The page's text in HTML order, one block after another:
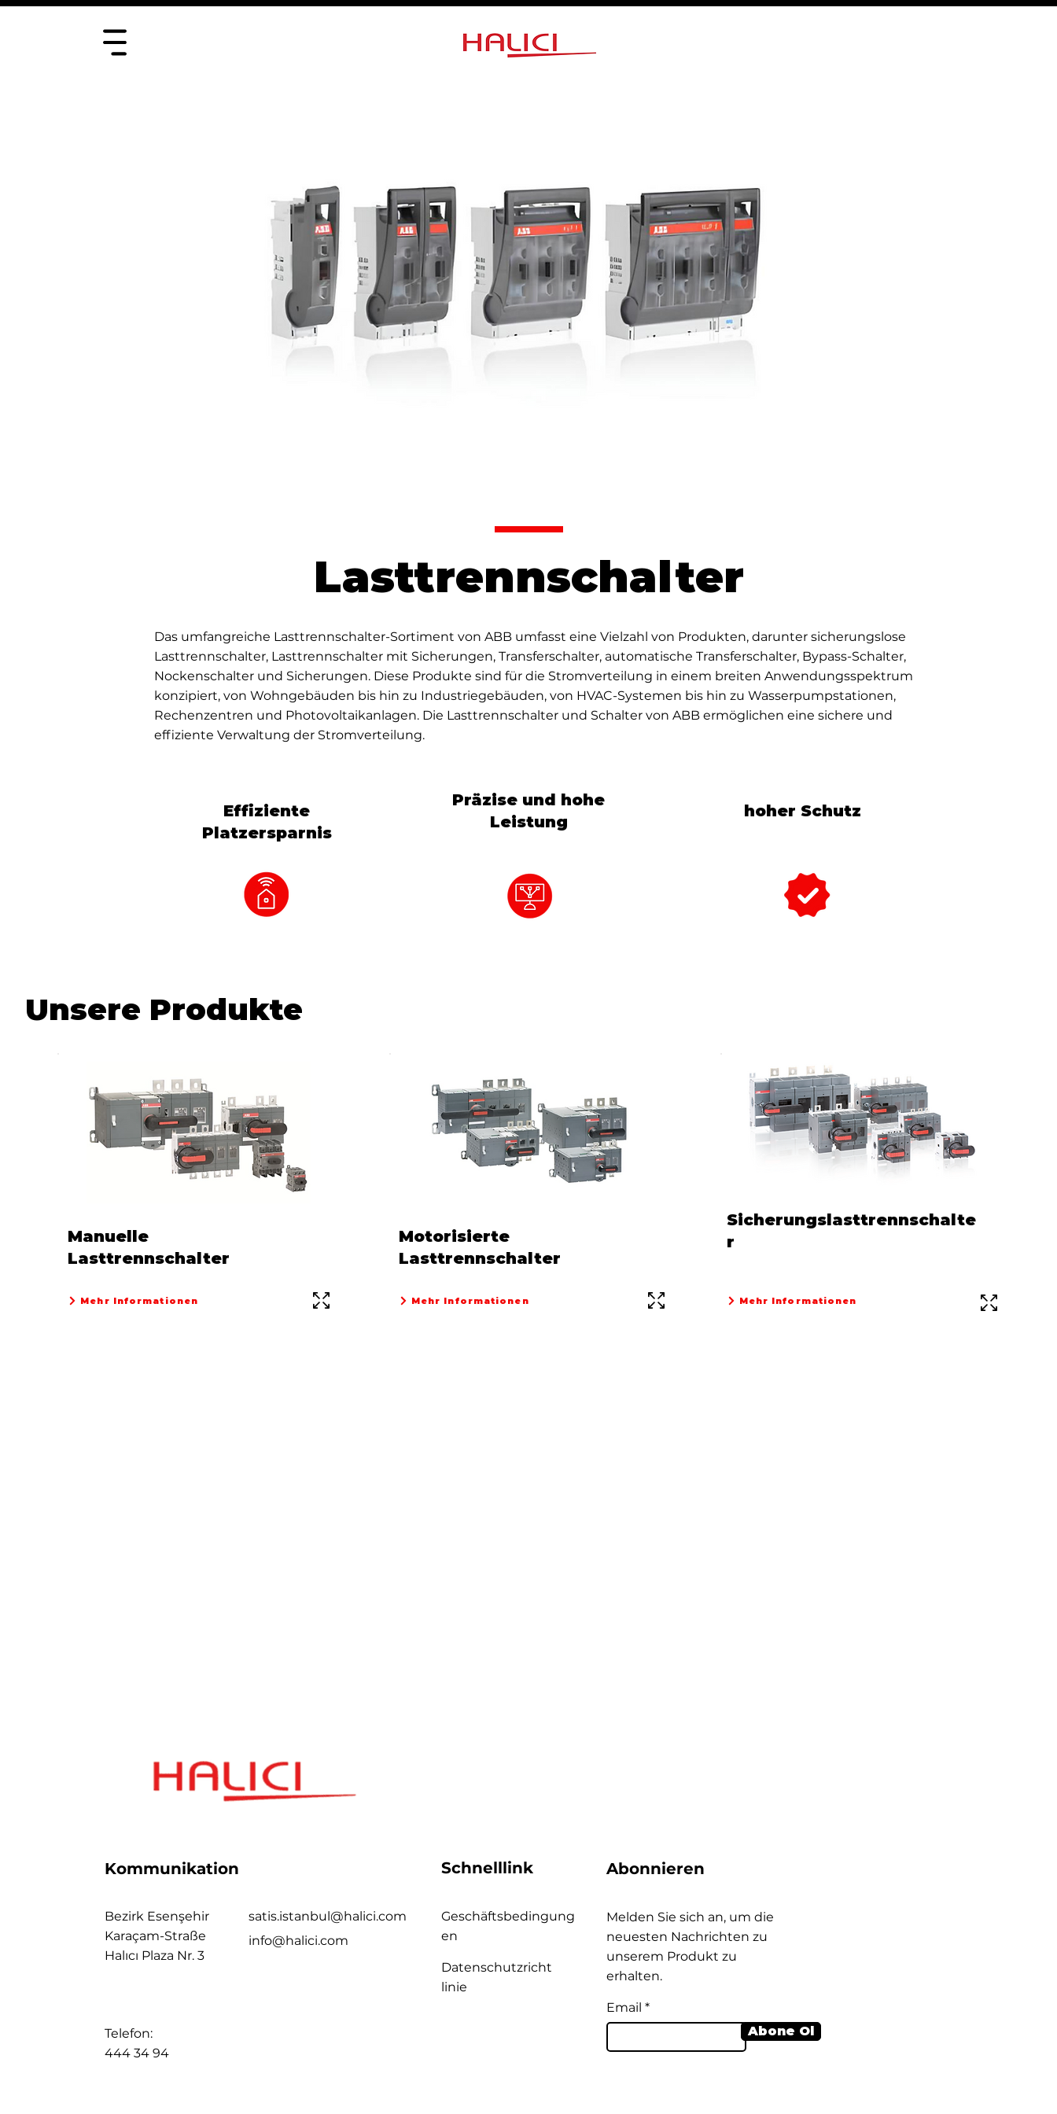
Lasttrennschalter
Das umfangreiche Lasttrennschalter-Sortiment von ABB umfasst eine Vielzahl von Produkten, darunter sicherungslose
Lasttrennschalter, Lasttrennschalter mit Sicherungen, Transferschalter, automatische Transferschalter, Bypass-Schalter,
Nockenschalter und Sicherungen. Diese Produkte sind für die Stromverteilung in einem breiten Anwendungsspektrum
konzipiert, von Wohngebäuden bis hin zu Industriegebäuden, von HVAC-Systemen bis hin zu Wasserpumpstationen,
Rechenzentren und Photovoltaikanlagen. Die Lasttrennschalter und Schalter von ABB ermöglichen eine sichere und
effiziente Verwaltung der Stromverteilung.
Effiziente
Platzersparnis
Präzise und hohe
Leistung
hoher Schutz
Unsere Produkte
Manuelle
Lasttrennschalter
Mehr Informationen
Motorisierte
Lasttrennschalter
Mehr Informationen
Sicherungslasttrennschalte
r
Mehr Informationen
Kommunikation
Bezirk Esenşehir
Karaçam-Straße
Halıcı Plaza Nr. 3
satis.istanbul@halici.com
info@halici.com
Telefon:
444 34 94
Schnelllink
Geschäftsbedingung
en
Datenschutzricht
linie
Abonnieren
Melden Sie sich an, um die
neuesten Nachrichten zu
unserem Produkt zu
erhalten.
Email
Abone Ol